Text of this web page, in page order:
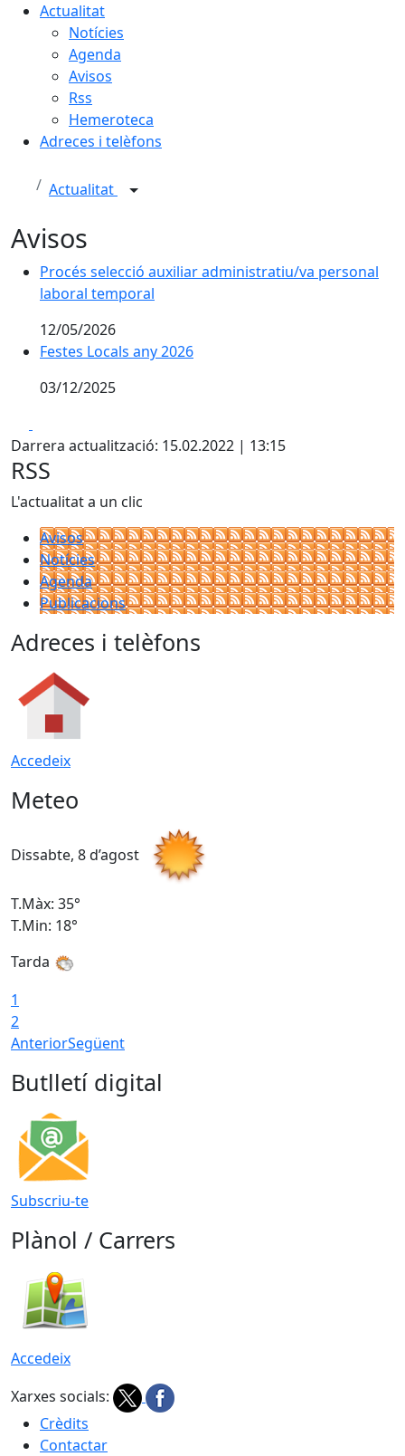
Actualitat
Notícies
Agenda
Avisos
Rss
Hemeroteca
Adreces i telèfons
Actualitat
Avisos
Procés selecció auxiliar administratiu/va personal
laboral temporal
12/05/2026
Festes Locals any 2026
03/12/2025
Darrera actualització: 15.02.2022 | 13:15
RSS
L'actualitat a un clic
Avisos
Notícies
Agenda
Publicacions
Adreces i telèfons
Accedeix
Meteo
Dissabte, 8 d’agost
T.Màx: 35°
T.Min: 18°
Tarda
1
2
AnteriorSegüent
Butlletí digital
Subscriu-te
Plànol / Carrers
Accedeix
Xarxes socials:
Crèdits
Contactar